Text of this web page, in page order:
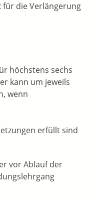
für die Verlängerung
höchstens sechs
kann um jeweils
wenn
erfüllt sind
vor Ablauf der